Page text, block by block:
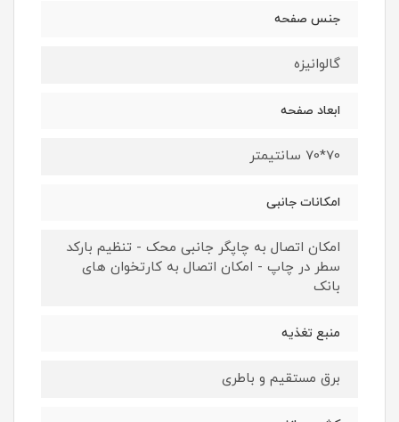
جنس صفحه
گالوانیزه
ابعاد صفحه
70*70 سانتیمتر
امکانات جانبی
امکان اتصال به چاپگر جانبی محک - تنظیم بارکد
سطر در چاپ - امکان اتصال به کارتخوان های
بانک
منبع تغذیه
برق مستقیم و باطری